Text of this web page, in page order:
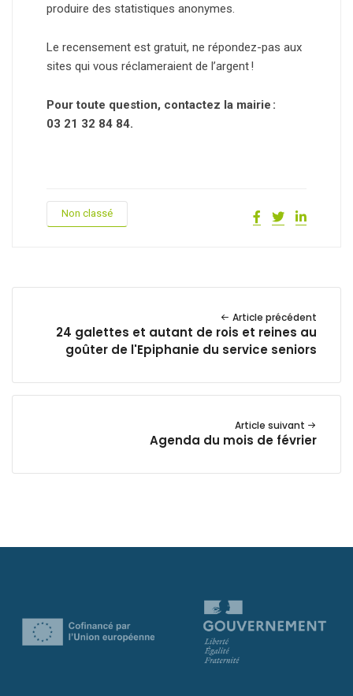
produire des statistiques anonymes.
Le recensement est gratuit, ne répondez-pas aux
sites qui vous réclameraient de l’argent !
Pour toute question, contactez la mairie :
03 21 32 84 84.
Non classé
Article précédent
24 galettes et autant de rois et reines au
goûter de l'Epiphanie du service seniors
Article suivant
Agenda du mois de février